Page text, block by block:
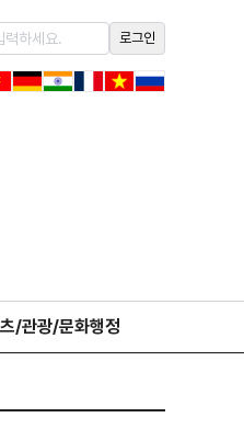
로그인
/관광/문화행정